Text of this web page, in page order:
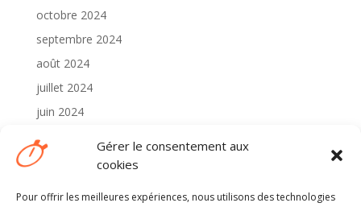
Gérer le consentement aux
cookies
Pour offrir les meilleures expériences, nous utilisons des technologies
octobre 2024
septembre 2024
août 2024
juillet 2024
juin 2024
mai 2024
avril 2024
Catégories